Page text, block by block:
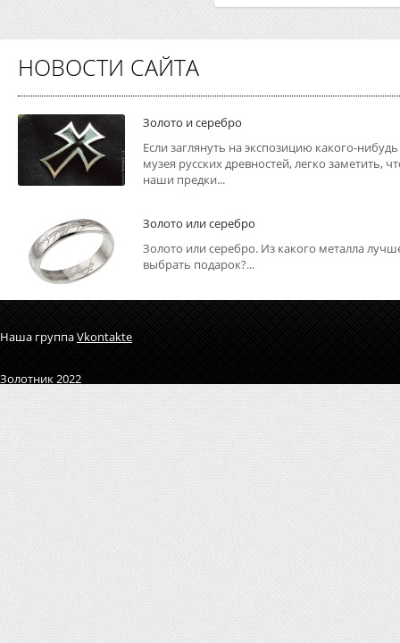
НОВОСТИ САЙТА
Золото и серебро
Если заглянуть на экспозицию какого-нибудь
музея русских древностей, легко заметить,
наши предки...
Золото или серебро
Золото или серебро. Из какого металла
выбрать подарок?...
Наша группаVkontakte
Золотник 2022